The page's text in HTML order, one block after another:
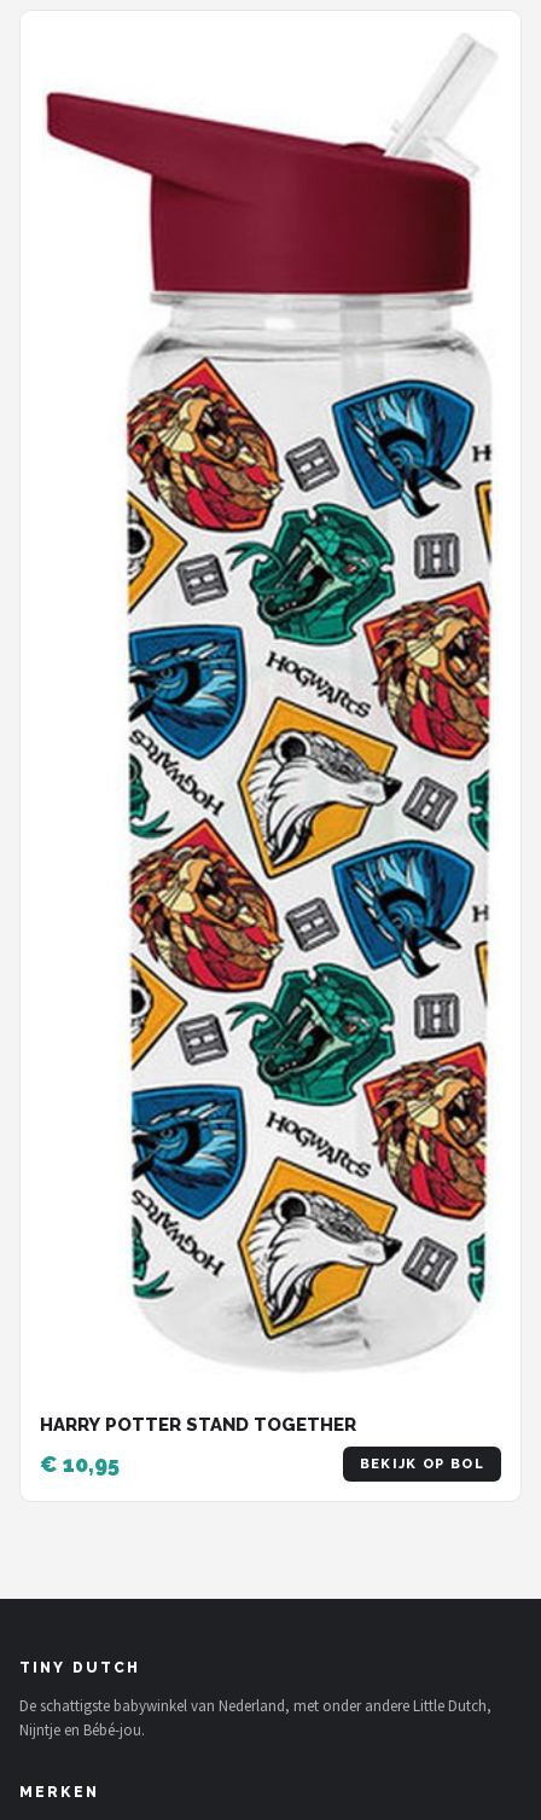
HARRY POTTER STAND TOGETHER
€ 10,95 BEKIJK OP BOL
TINY DUTCH
De schattigste babywinkel van Nederland, met onder andere Little Dutch,
Nijntje en Bébé-jou.
MERKEN